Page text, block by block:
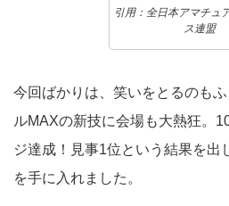
引用：全日本アマチュ
ス連盟
今回ばかりは、笑いをとるのも
ルMAXの新技に会場も大熱狂。
ジ達成！見事1位という結果を出
を手に入れました。